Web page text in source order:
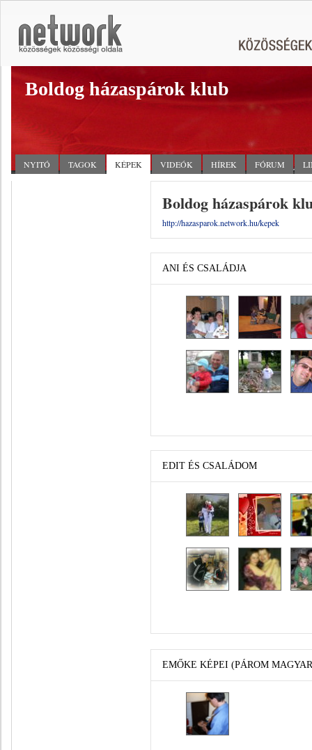
Boldog házaspárok klub
NYITÓ TAGOK KÉPEK VIDEÓK HÍREK FÓRUM
Boldog házaspárok
http://hazasparok.network.hu/kepek
ANI ÉS CSALÁDJA
EDIT ÉS CSALÁDOM
EMŐKE KÉPEI (PÁROM